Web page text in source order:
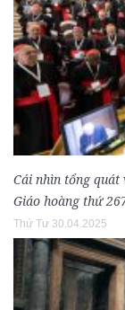
Cái nhìn tổng
Giáo hoàng thứ
Thứ Tư 30.04.2025